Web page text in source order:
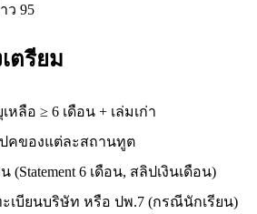
ว 95
ตรียม
หลือ ≥ 6 เดือน + เล่มเก่า
คของแต่ละสถานทูต
(Statement 6 เดือน, สลิปเงินเดือน)
ะเบียนบริษัท หรือ ปพ.7 (กรณีนักเรียน)